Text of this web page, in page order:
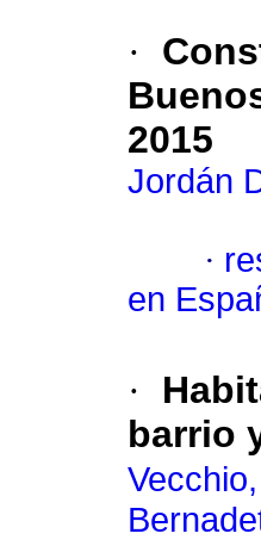
·
2015
Jordán
·
en
·
barrio